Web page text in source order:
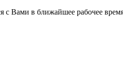
Вами в ближайшее рабочее